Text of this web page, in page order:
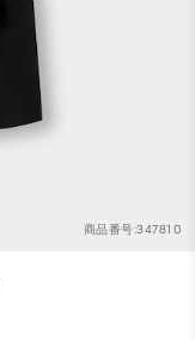
商品番号:347810